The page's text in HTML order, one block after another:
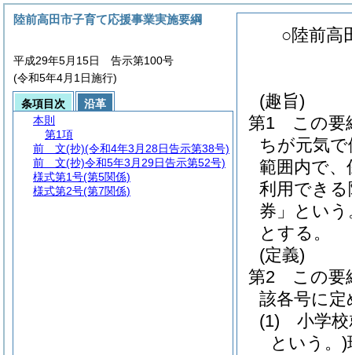
○陸前高
(趣旨)
第1 この要
ちが元気
範囲内で
利用でき
券」という
とする。
(定義)
第2 この要
該各号に
(1) 小学校
という。)
陸前高田市子育て応援事業実施要綱
平成29年5月15日 告示第100号
(令和5年4月1日施行)
条項目次
沿革
本則
第1項
前 文(抄)(令和4年3月28日告示第38号)
前 文(抄)令和5年3月29日告示第52号)
様式第1号(第5関係)
様式第2号(第7関係)